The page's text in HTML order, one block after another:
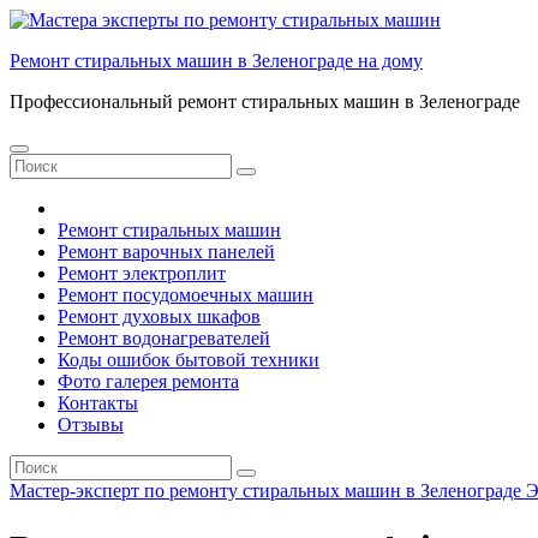
Перейти
содержанию
Ремонт стиральных машин в Зеленограде на дому
Профессиональный ремонт стиральных машин в Зеленограде
Ремонт стиральных машин
Ремонт варочных панелей
Ремонт электроплит
Ремонт посудомоечных машин
Ремонт духовых шкафов
Ремонт водонагревателей
Коды ошибок бытовой техники
Фото галерея ремонта
Контакты
Отзывы
Мастер-эксперт по ремонту стиральных машин в Зеленограде